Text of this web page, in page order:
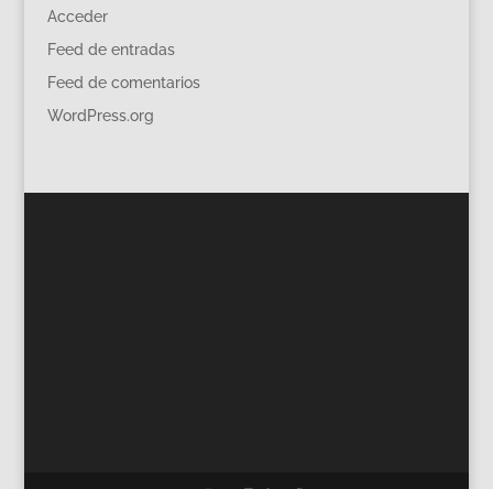
Acceder
Feed de entradas
Feed de comentarios
WordPress.org